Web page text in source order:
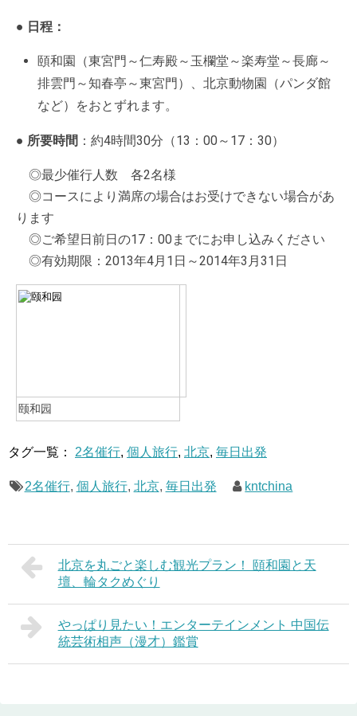
● 日程：
頤和園（東宮門～仁寿殿～玉欄堂～楽寿堂～長廊～
排雲門～知春亭～東宮門）、北京動物園（パンダ館
など）をおとずれます。
● 所要時間 ：約4時間30分（13：00～17：30）
◎最少催行人数 各2名様
◎コースにより満席の場合はお受けできない場合があ
ります
◎ご希望日前日の17：00までにお申し込みください
◎有効期限：2013年4月1日～2014年3月31日
颐和园
タグ一覧： 2名催行, 個人旅行, 北京, 毎日出発
2名催行, 個人旅行, 北京, 毎日出発 kntchina
北京を丸ごと楽しむ観光プラン！ 頤和園と天
壇、輪タクめぐり
やっぱり見たい！エンターテインメント 中国伝
統芸術相声（漫才）鑑賞